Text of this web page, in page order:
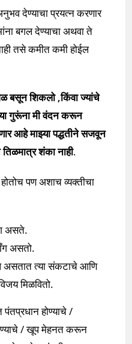
देण्याचा प्रयत्न करणार
बगल देण्याचा अथवा ते
तसे कमीत कमी होईल
बसून शिकलो ,किंवा ज्यांचे
गुरूंना मी वंदन करून
आहे माझ्या पद्धतीने सजवून
शंका नाही.
पण अशाच व्यक्तीचा
असते.
असतो.
असतात त्या संकटाचे आणि
मिळवितो.
होण्याचे /
येण्याचे / खूप मेहनत करून